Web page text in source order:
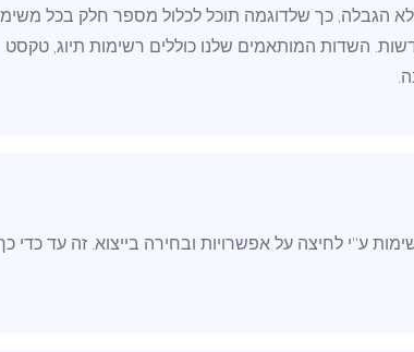
הגבלה, כך שלדוגמה תוכל לכלול מספר חלק בכל
השדות המותאמים שלנו כוללים רשימות תיוג, טקסט
ע”י לחיצה על אפשרויות ובחירה בייצוא. זה עד כדי